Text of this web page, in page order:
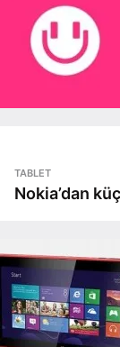
TABLET
Nokia’dan